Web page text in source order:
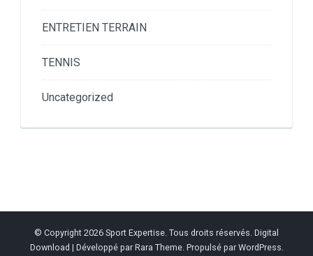
ENTRETIEN TERRAIN
TENNIS
Uncategorized
© Copyright 2026 Sport Expertise . Tous droits réservés. Digital
Download | Développé par Rara Theme. Propulsé par WordPress